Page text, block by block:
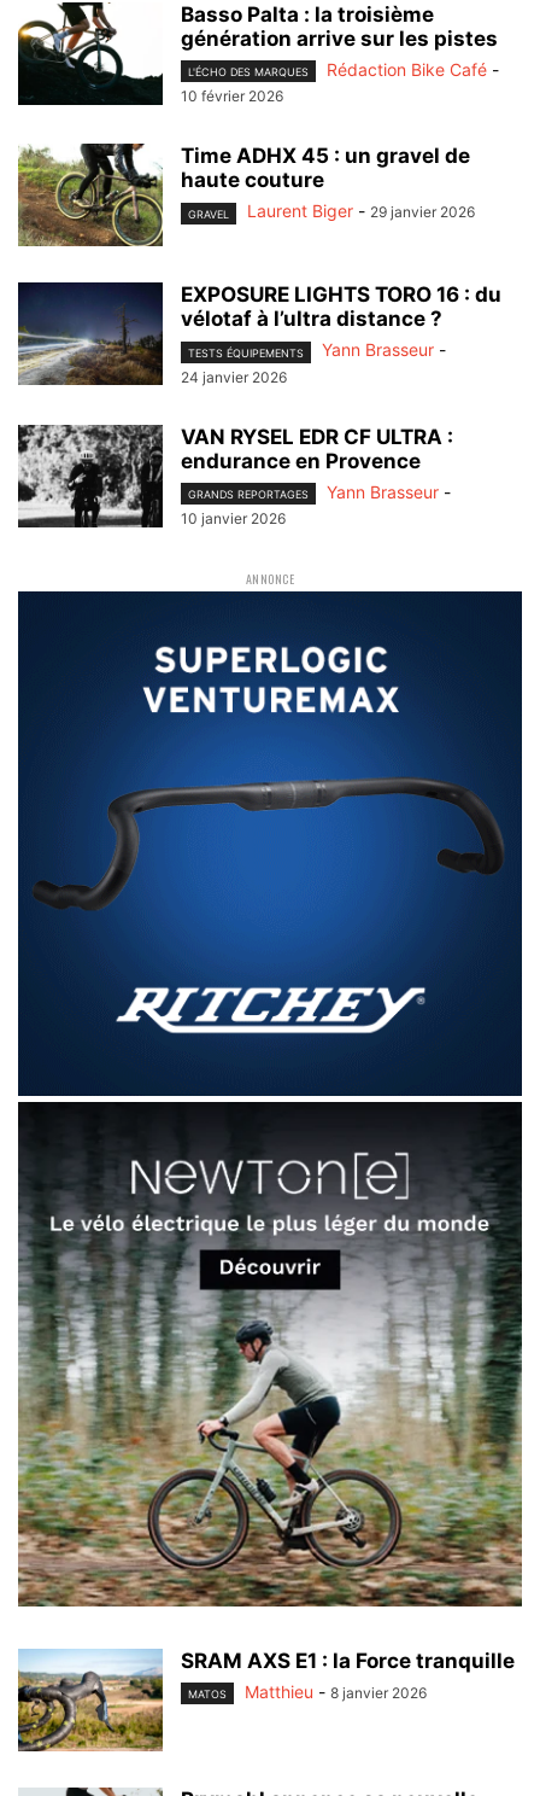
Basso Palta : la troisième
génération arrive sur les pistes
L'ÉCHO DES MARQUES Rédaction Bike Café -
10 février 2026
Time ADHX 45 : un gravel de
haute couture
GRAVEL Laurent Biger - 29 janvier 2026
EXPOSURE LIGHTS TORO 16 : du
vélotaf à l’ultra distance ?
TESTS ÉQUIPEMENTS Yann Brasseur -
24 janvier 2026
VAN RYSEL EDR CF ULTRA :
endurance en Provence
GRANDS REPORTAGES Yann Brasseur -
10 janvier 2026
ANNONCE
SRAM AXS E1 : la Force tranquille
MATOS Matthieu - 8 janvier 2026